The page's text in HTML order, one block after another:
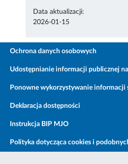
Data aktualizacji:
2026-01-15
Ochrona danych osobowych
Udostępnianie informacji publicznej
Ponowne wykorzystywanie informacji
Deklaracja dostępności
Instrukcja BIP MJO
Polityka dotycząca cookies i